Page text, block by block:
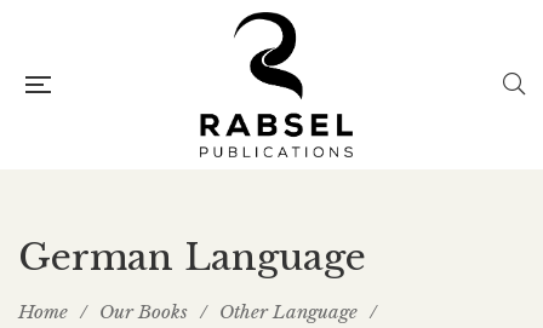
German Language
Home / Our Books / Other Language /